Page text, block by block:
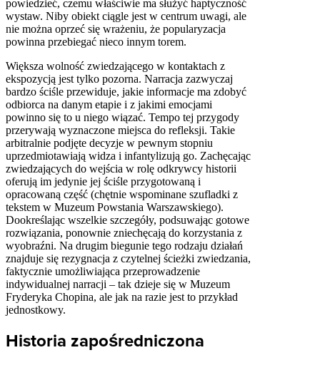
powiedzieć, czemu właściwie ma służyć haptyczność
wystaw. Niby obiekt ciągle jest w centrum uwagi, ale
nie można oprzeć się wrażeniu, że popularyzacja
powinna przebiegać nieco innym torem.
Większa wolność zwiedzającego w kontaktach z
ekspozycją jest tylko pozorna. Narracja zazwyczaj
bardzo ściśle przewiduje, jakie informacje ma zdobyć
odbiorca na danym etapie i z jakimi emocjami
powinno się to u niego wiązać. Tempo tej przygody
przerywają wyznaczone miejsca do refleksji. Takie
arbitralnie podjęte decyzje w pewnym stopniu
uprzedmiotawiają widza i infantylizują go. Zachęcając
zwiedzających do wejścia w rolę odkrywcy historii
oferują im jedynie jej ściśle przygotowaną i
opracowaną część (chętnie wspominane szufladki z
tekstem w Muzeum Powstania Warszawskiego).
Dookreślając wszelkie szczegóły, podsuwając gotowe
rozwiązania, ponownie zniechęcają do korzystania z
wyobraźni. Na drugim biegunie tego rodzaju działań
znajduje się rezygnacja z czytelnej ścieżki zwiedzania,
faktycznie umożliwiająca przeprowadzenie
indywidualnej narracji – tak dzieje się w Muzeum
Fryderyka Chopina, ale jak na razie jest to przykład
jednostkowy.
Historia zapośredniczona